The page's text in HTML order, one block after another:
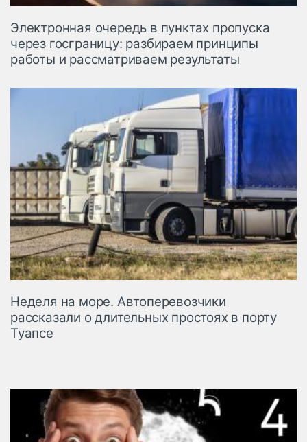
Электронная очередь в пунктах пропуска
через госграницу: разбираем принципы
работы и рассматриваем результаты
Неделя на море. Автоперевозчики
рассказали о длительных простоях в порту
Туапсе